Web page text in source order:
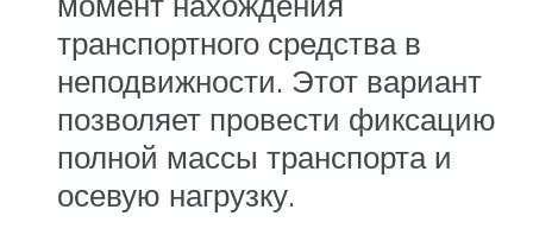
транспортного средства в
неподвижности. Этот вариант
позволяет провести фиксацию
полной массы транспорта и
осевую нагрузку.